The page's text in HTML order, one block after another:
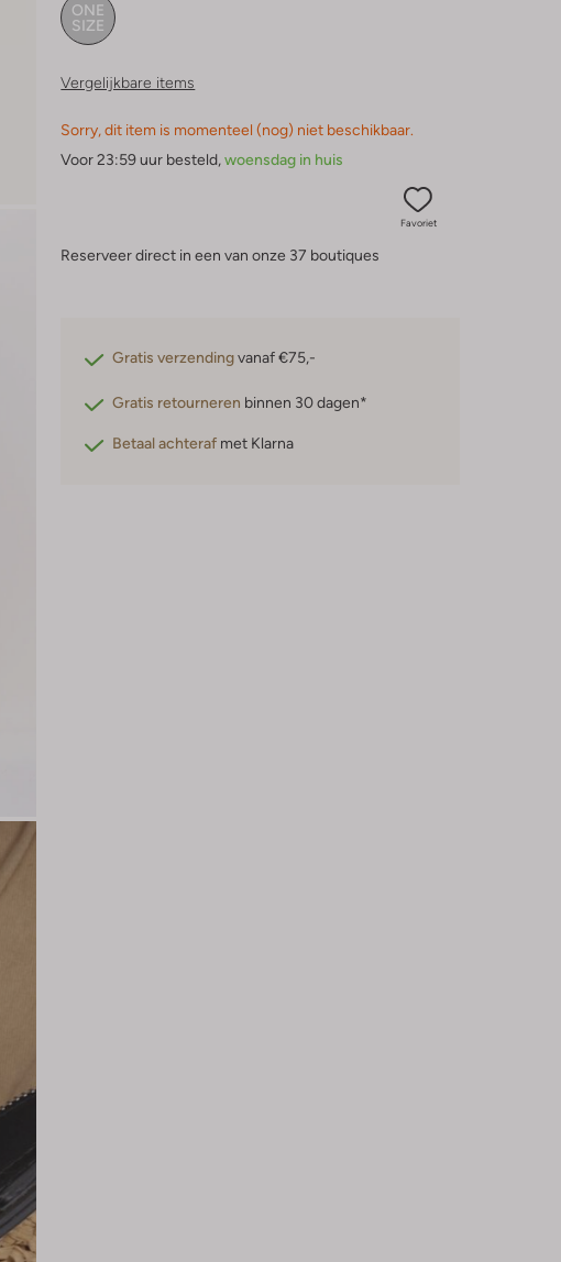
ONE
SIZE
Vergelijkbare items
Sorry, dit item is momenteel (nog) niet beschikbaar.
Voor 23:59 uur besteld, woensdag in huis
Favoriet
Reserveer direct in een van onze 37 boutiques
Gratis verzendingvanaf €75,-
Gratis retourneren binnen 30 dagen*
Betaal achteraf met Klarna